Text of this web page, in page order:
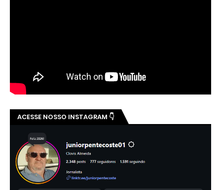
ACESSE NOSSO INSTAGRAM 👇